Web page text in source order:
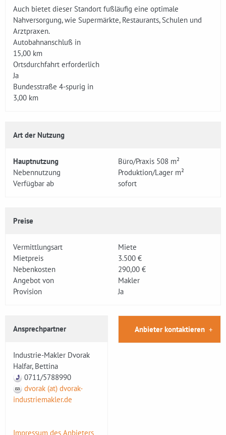
Auch bietet dieser Standort fußläufig eine optimale
Nahversorgung, wie Supermärkte, Restaurants, Schulen und
Arztpraxen.
Autobahnanschluß in
15,00 km
Ortsdurchfahrt erforderlich
Ja
Bundesstraße 4-spurig in
3,00 km
Art der Nutzung
Hauptnutzung
Büro/Praxis 508 m²
Nebennutzung
Produktion/Lager m²
Verfügbar ab
sofort
Preise
Vermittlungsart
Miete
Mietpreis
3.500 €
Nebenkosten
290,00 €
Angebot von
Makler
Provision
Ja
Ansprechpartner
Industrie-Makler Dvorak
Halfar, Bettina
0711/5788990
dvorak (at) dvorak-
industriemakler.de
Impressum des Anbieters
Anbieter kontaktieren